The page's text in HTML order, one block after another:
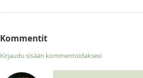
Kommentit
Kirjaudu sisään kommentoidaksesi